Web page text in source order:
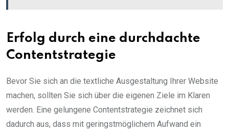
Erfolg durch eine durchdachte
Contentstrategie
Bevor Sie sich an die textliche Ausgestaltung Ihrer Website
machen, sollten Sie sich über die eigenen Ziele im Klaren
werden. Eine gelungene Contentstrategie zeichnet sich
dadurch aus, dass mit geringstmöglichem Aufwand ein